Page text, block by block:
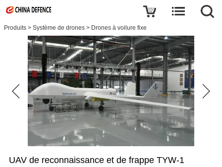
Produits > Système de drones > Drones à voilure fixe
UAV de reconnaissance et de frappe TYW-1